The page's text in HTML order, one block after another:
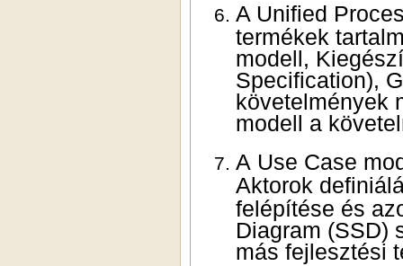
A Unified Process Előkészítés (Inception) fázisa. Jellemző
termékek
modell, Kiegészítő követelmények leírása (Supplementary
Specification),
követelmények meghatározásának módszerei. A FURPS+
A Use Case
Aktorok
felépítése és azok
Diagram (SSD)
más fejlesztési